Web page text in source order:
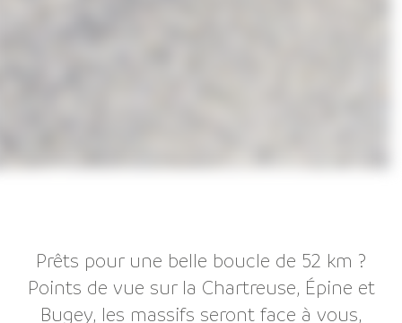
Prêts pour une belle boucle de 52 km ?
Points de vue sur la Chartreuse, Épine et
Bugey, les massifs seront face à vous,